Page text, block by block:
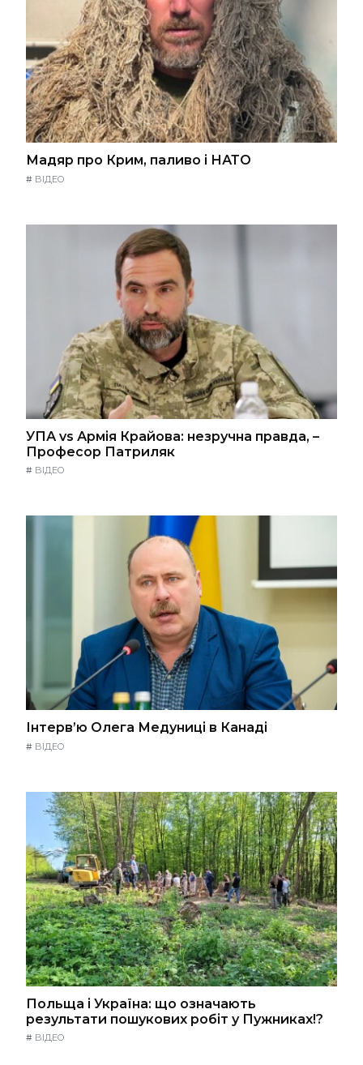
Мадяр про Крим, паливо і НАТО
# ВІДЕО
УПА vs Армія Крайова: незручна правда, –
Професор Патриляк
# ВІДЕО
Інтерв’ю Олега Медуниці в Канаді
# ВІДЕО
Польща і Україна: що означають
результати пошукових робіт у Пужниках!?
# ВІДЕО